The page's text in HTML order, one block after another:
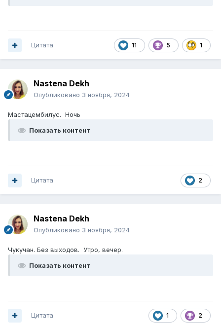
11 5 1
Цитата
Nastena Dekh
Опубликовано 3 ноября, 2024
Мастацембилус. Ночь
Показать контент
2
Цитата
Nastena Dekh
Опубликовано 3 ноября, 2024
Чукучан. Без выходов. Утро, вечер.
Показать контент
1 2
Цитата